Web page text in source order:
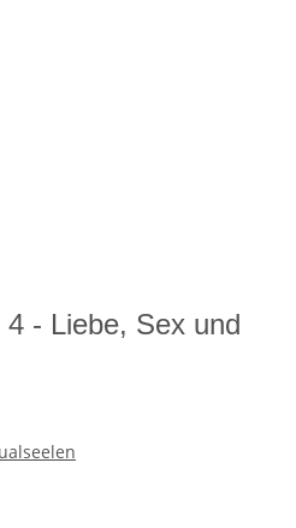
- Liebe, Sex und